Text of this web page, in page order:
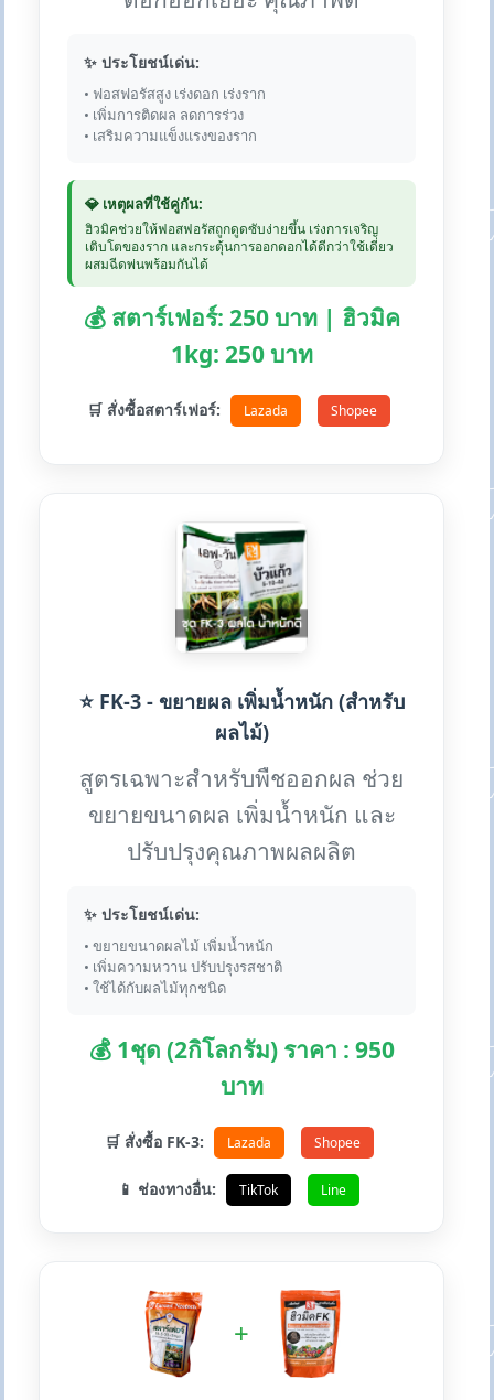
✨ ประโยชน์เด่น:
• ฟอสฟอรัสสูง เร่งดอก เร่งราก
• เพิ่มการติดผล ลดการร่วง
• เสริมความแข็งแรงของราก
💎 เหตุผลที่ใช้คู่กัน:
ฮิวมิคช่วยให้ฟอสฟอรัสถูกดูดซับง่ายขึ้น เร่งการเจริญ
เติบโตของราก และกระตุ้นการออกดอกได้ดีกว่าใช้เดี่ยว
ผสมฉีดพ่นพร้อมกันได้
💰 สตาร์เฟอร์: 250 บาท | ฮิวมิค
1kg: 250 บาท
🛒 สั่งซื้อสตาร์เฟอร์: Lazada Shopee
⭐ FK-3 - ขยายผล เพิ่มน้ำหนัก (สำหรับ
ผลไม้)
สูตรเฉพาะสำหรับพืชออกผล ช่วย
ขยายขนาดผล เพิ่มน้ำหนัก และ
ปรับปรุงคุณภาพผลผลิต
✨ ประโยชน์เด่น:
• ขยายขนาดผลไม้ เพิ่มน้ำหนัก
• เพิ่มความหวาน ปรับปรุงรสชาติ
• ใช้ได้กับผลไม้ทุกชนิด
💰 1ชุด (2กิโลกรัม) ราคา : 950
บาท
🛒 สั่งซื้อ FK-3: Lazada Shopee
📱 ช่องทางอื่น: TikTok Line
+